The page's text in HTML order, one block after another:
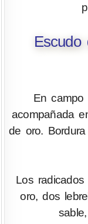
Escudo
En
acompañada
de oro.
Los
oro, dos